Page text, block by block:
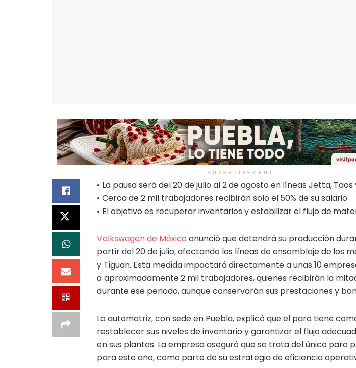
ADVERTISEMENT
• La pausa será del 20 de julio al 2 de agosto en líneas Jetta, Taos
• Cerca de 2 mil trabajadores recibirán solo el 50% de su salario
• El objetivo es recuperar inventarios y estabilizar el flujo de
Volkswagen de México anunció que detendrá su producción
partir del 20 de julio, afectando las líneas de ensamblaje de los
y Tiguan. Esta medida impactará directamente a unas 10
a aproximadamente 2 mil trabajadores, quienes recibirán la
durante ese periodo, aunque conservarán sus prestaciones y
La automotriz, con sede en Puebla, explicó que el paro tiene
restablecer sus niveles de inventario y garantizar el flujo
en sus plantas. La empresa aseguró que se trata del único paro
para este año, como parte de su estrategia de eficiencia